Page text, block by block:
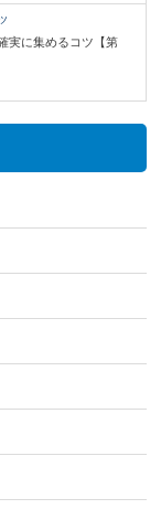
実に集めるコツ【第